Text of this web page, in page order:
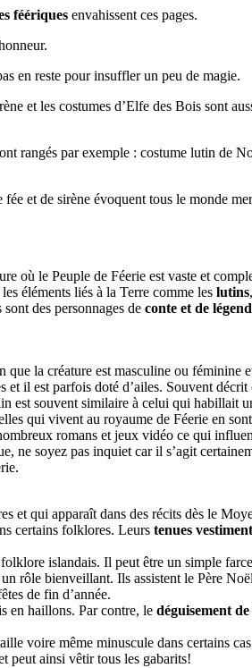
féériques envahissent ces pages.
en reste pour insuffler un peu de magie.
et les costumes d’Elfe des Bois sont
rangés par exemple : costume lutin de
fée et de sirène évoquent tous le monde
où le Peuple de Féerie est vaste et
les éléments liés à la Terre comme les lutins
des personnages de conte et de
que la créature est masculine ou féminine
il est parfois doté d’ailes. Souvent
est souvent similaire à celui qui habillait
qui vivent au royaume de Féerie en
romans et jeux vidéo ce qui
ne soyez pas inquiet car il s’agit
et qui apparaît dans des récits dès le
certains folklores. Leurs tenues
islandais. Il peut être un simple
rôle bienveillant. Ils assistent le Père
de fin d’année.
en haillons. Par contre, le déguisement
voire même minuscule dans certains
peut ainsi vêtir tous les gabarits!